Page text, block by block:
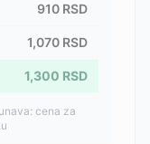
910 RSD
1,070 RSD
1,300 RSD
cena za